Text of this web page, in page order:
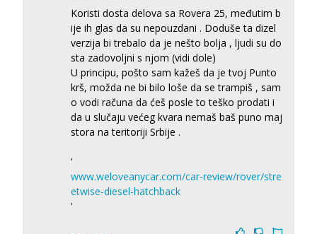
Koristi dosta delova sa Rovera 25, međutim b
ije ih glas da su nepouzdani . Doduše ta dizel
verzija bi trebalo da je nešto bolja , ljudi su do
sta zadovoljni s njom (vidi dole)
U principu, pošto sam kažeš da je tvoj Punto
krš, možda ne bi bilo loše da se trampiš , sam
o vodi računa da ćeš posle to teško prodati i
da u slučaju većeg kvara nemaš baš puno maj
stora na teritoriji Srbije .
'
www.weloveanycar.com/car-review/rover/stre
etwise-diesel-hatchback
'